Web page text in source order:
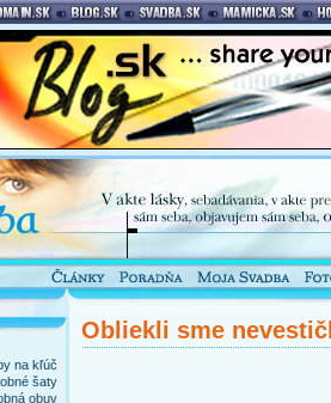
na kľúč
šaty
obuv
Obliekli sme